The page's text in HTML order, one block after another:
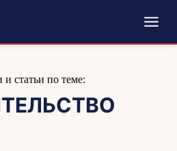
и статьи по теме: